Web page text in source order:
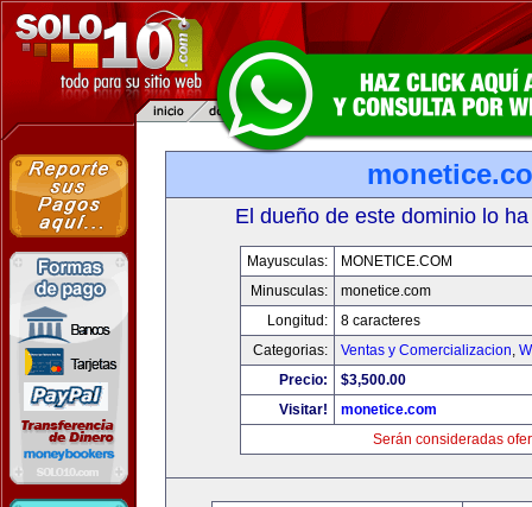
El dueño de este dominio lo
Mayusculas:
MONETICE.COM
Minusculas:
monetice.com
Longitud:
8 caracteres
Categorias:
Ventas y Comercializacion,
Precio:
$3,500.00
Visitar!
monetice.com
Serán consideradas